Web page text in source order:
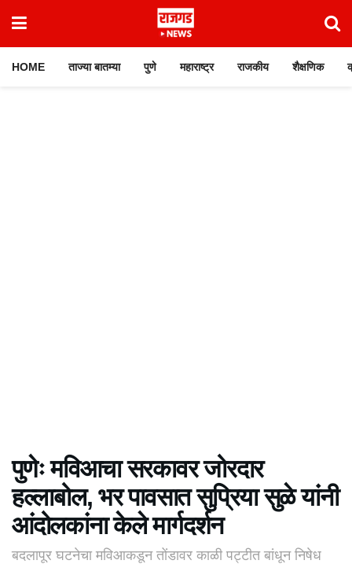
HOME ताज्या बातम्या पुणे महाराष्ट्र राजकीय शैक्षणिक
पुणेः मविआचा सरकावर जोरदार
हल्लाबोल, भर पावसात सुप्रिया सुळे यांनी
आंदोलकांना केले मार्गदर्शन
बदलापूर घटनेचा मविआकडून तोंडावर काळी पट्टीत बांधून निषेध